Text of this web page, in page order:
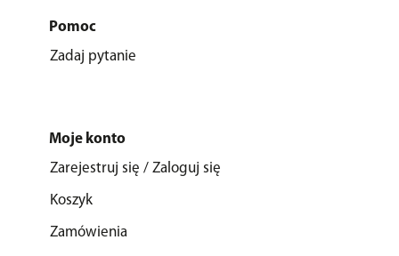
Pomoc
Zadaj pytanie
Moje konto
Zarejestruj się / Zaloguj się
Koszyk
Zamówienia